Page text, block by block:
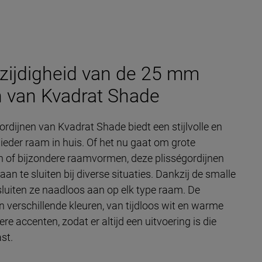
van de 25 mm
Kvadrat Shade
van Kvadrat Shade biedt een stijlvolle en
raam in huis. Of het nu gaat om grote
bijzondere raamvormen, deze plisségordijnen
te sluiten bij diverse situaties. Dankzij de smalle
ze naadloos aan op elk type raam. De
verschillende kleuren, van tijdloos wit en warme
accenten, zodat er altijd een uitvoering is die